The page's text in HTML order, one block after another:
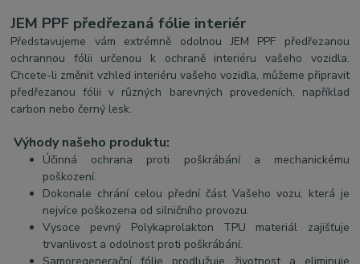
JEM PPF předřezaná fólie interiér
Představujeme vám extrémně odolnou JEM PPF předřezanou
ochrannou fólii určenou k ochraně interiéru vašeho vozidla.
Chcete-li změnit vzhled interiéru vašeho vozidla, můžeme připravit
předřezanou fólii v různých barevných provedeních, například
carbon nebo černý lesk.
Výhody našeho produktu:
Účinná ochrana proti poškrábání a mechanickému
poškození.
Dokonale chrání celou přední část Vašeho vozu, která je
nejvíce poškozena od silničního provozu.
Vysoce pevný Polykaprolakton TPU materiál zajišťuje
trvanlivost a odolnost proti poškrábání.